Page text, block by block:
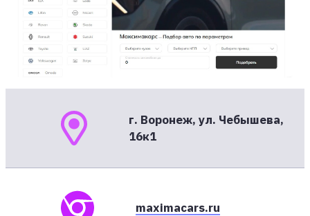
г. Воронеж, ул. Чебышева,
16к1
maximacars.ru